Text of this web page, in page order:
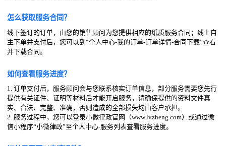
怎么获取服务合同？
线下签订的订单，由您的销售顾问为您提供相应的纸质服务合同；线上自
主下单并支付后，您可以到“个人中心-我的订单-订单详情-合同下载”查看
并下载合同。
如何查看服务进度？
1. 订单支付后，服务顾问会与您联系核实订单信息，部分服务需要您先行
提供有关证件、证明等材料后才能开启服务，请确保提供的资料文件真
实、合法、完整、准确，否则造成的全部损失均由客户承担。
2. 服务过程中，您可以登录小微律政官网（www.lvzheng.com）或通过微
信小程序“小微律政”至个人中心-服务列表查看服务进度。